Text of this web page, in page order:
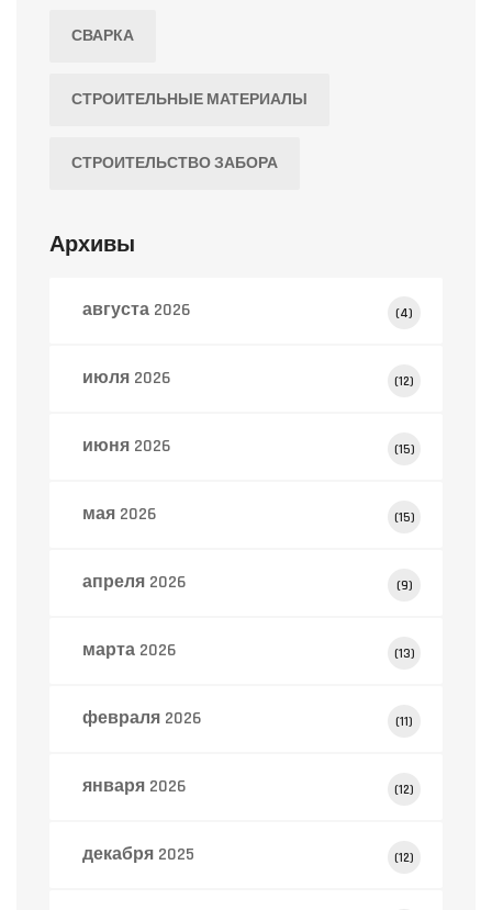
СВАРКА
СТРОИТЕЛЬНЫЕ МАТЕРИАЛЫ
СТРОИТЕЛЬСТВО ЗАБОРА
Архивы
августа 2026 (4)
июля 2026 (12)
июня 2026 (15)
мая 2026 (15)
апреля 2026 (9)
марта 2026 (13)
февраля 2026 (11)
января 2026 (12)
декабря 2025 (12)